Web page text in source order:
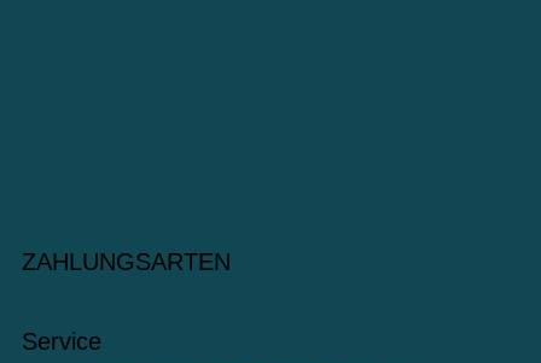
ZAHLUNGSARTEN
Service